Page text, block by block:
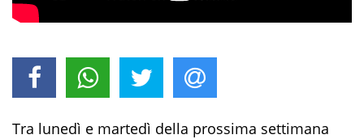
Tra lunedì e martedì della prossima settimana